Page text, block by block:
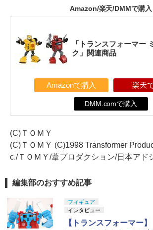
Amazon/楽天/DMMで購入
「トランスフォーマー
ク」関連商品
Amazonで購入 楽天
DMM.comで購入
(C)ＴＯＭＹ
(C)ＴＯＭＹ (C)1998 Transformer
c./ＴＯＭＹ/葦プロダクション/日本アド
編集部のおすすめ記事
フィギュア
インタビュー
【トランスフォーマー